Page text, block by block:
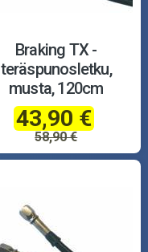
Braking TX -
teräspunosletku,
musta, 120cm
43,90 €
58,90 €